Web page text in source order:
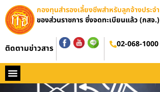
กองทุนสำรองเลี้ยงชีพสำหรับลูกจ้างประจำ
ของส่วนราชการ ซึ่งจดทะเบียนแล้ว (กสจ.)
ติดตามข่าวสาร 02-068-1000